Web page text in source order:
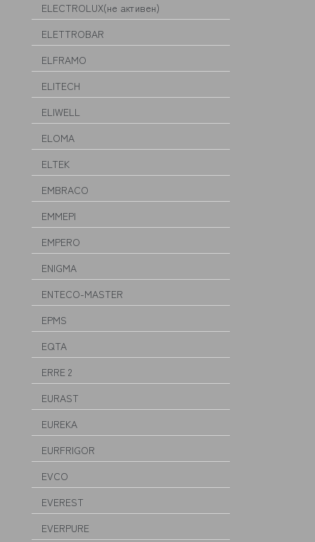
ELECTROLUX(не активен)
ELETTROBAR
ELFRAMO
ELITECH
ELIWELL
ELOMA
ELTEK
EMBRACO
EMMEPI
EMPERO
ENIGMA
ENTECO-MASTER
EPMS
EQTA
ERRE 2
EURAST
EUREKA
EURFRIGOR
EVCO
EVEREST
EVERPURE